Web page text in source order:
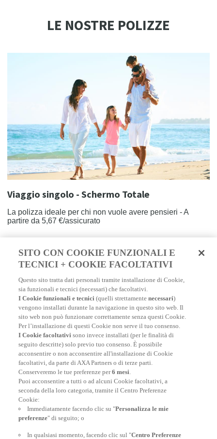
LE NOSTRE POLIZZE
Viaggio singolo - Schermo Totale
La polizza ideale per chi non vuole avere pensieri - A
partire da 5,67 €/assicurato
SCOPRI DI PIÙ
Polizza Viaggio Annuale
72€/assicurato
SITO CON COOKIE FUNZIONALI E
TECNICI + COOKIE FACOLTATIVI
Questo sito tratta dati personali tramite installazione di Cookie,
sia funzionali e tecnici (necessari) che facoltativi.
I Cookie funzionali e tecnici (quelli strettamentenecessari)
vengono installati durante la navigazione in questo sito web. Il
sito web non può funzionare correttamente senza questi Cookie.
Per l’installazione di questi Cookie non serve il tuo consenso.
I Cookie facoltativi sono invece installati (per le finalità di
seguito descritte) solo previo tuo consenso. È possibile
acconsentire o non acconsentire all'installazione di Cookie
facoltativi, da parte di AXA Partners o di terze parti.
Conserveremo le tue preferenze per6 mesi.
Puoi acconsentire a tutti o ad alcuni Cookie facoltativi, a
seconda della loro categoria, tramite il Centro Preferenze
Cookie:
Immediatamente facendo clic su "Personalizza le mie
preferenze" di seguito; o
In qualsiasi momento, facendo clic sul "Centro Preferenze